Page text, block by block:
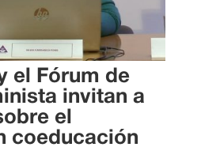
el Fórum de
invitan a
el
coeducación